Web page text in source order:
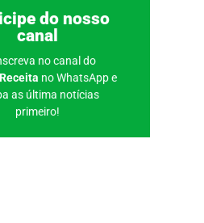
do nosso
canal
no canal do
no WhatsApp e
as última notícias
primeiro!
Clique aqui